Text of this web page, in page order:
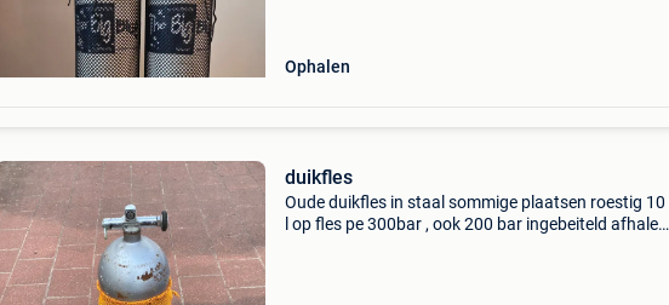
Ophalen
duikfles
Oude duikfles in staal sommige plaatsen roestig 10
l op fles pe 300bar , ook 200 bar ingebeiteld afhalen